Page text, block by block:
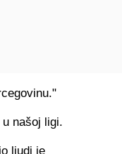
našoj ligi.
ljudi je